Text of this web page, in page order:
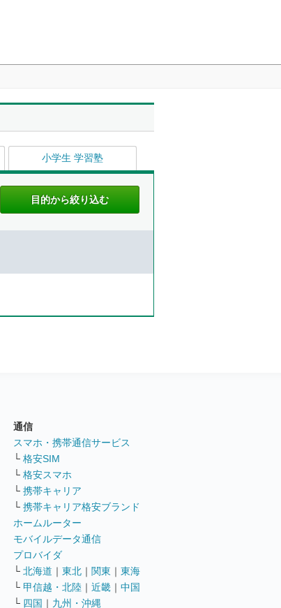
小学生 学習塾
通信
スマホ・携帯通信サービス
└ 格安SIM
└ 格安スマホ
└ 携帯キャリア
└ 携帯キャリア格安ブランド
ホームルーター
モバイルデータ通信
プロバイダ
└ 北海道 ｜ 東北 ｜ 関東 ｜ 東海
└ 甲信越・北陸 ｜ 近畿 ｜ 中国
└ 四国 ｜ 九州・沖縄